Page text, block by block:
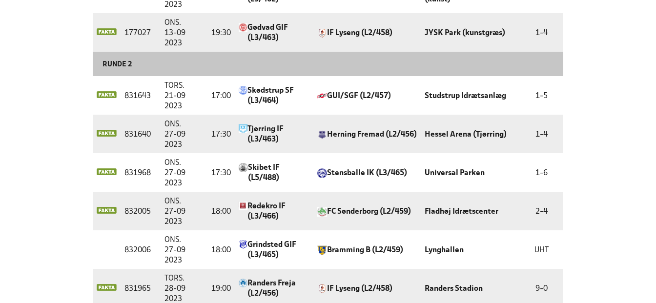
2023
177027
ONS.
13-09
2023
19:30
Gødvad GIF
(L3/463)
IF Lyseng (L2/458) JYSK Park (kunstgræs) 1-4
RUNDE 2
831643
TORS.
21-09
2023
17:00
Skødstrup SF
(L3/464)
GUI/SGF (L2/457) Studstrup Idrætsanlæg 1-5
831640
ONS.
27-09
2023
17:30
Tjørring IF
(L3/463)
Herning Fremad (L2/456) Hessel Arena (Tjørring) 1-4
831968
ONS.
27-09
2023
17:30
Skibet IF
(L5/488)
Stensballe IK (L3/465) Universal Parken 1-6
832005
ONS.
27-09
2023
18:00
Rødekro IF
(L3/466)
FC Sønderborg (L2/459) Fladhøj Idrætscenter 2-4
832006
ONS.
27-09
2023
18:00
Grindsted GIF
(L3/465)
Bramming B (L2/459) Lynghallen UHT
831965
TORS.
28-09
2023
19:00
Randers Freja
(L2/456)
IF Lyseng (L2/458) Randers Stadion 9-0